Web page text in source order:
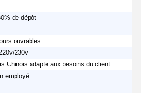
de dépôt
ouvrables
230v
Chinois adapté aux besoins du client
employé